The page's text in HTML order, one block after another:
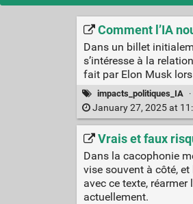
Comment l’IA
Dans un billet
s’intéresse à la
fait par Elon Musk
impacts_politiques_IA ·
January 27, 2025 at
Vrais et faux
Dans la cacophonie
vise souvent à côté,
avec ce texte,
actuellement.